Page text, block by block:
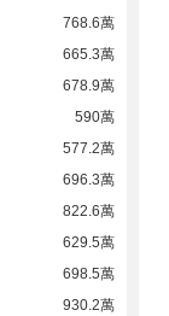
768.6萬
665.3萬
678.9萬
590萬
577.2萬
696.3萬
822.6萬
629.5萬
698.5萬
930.2萬